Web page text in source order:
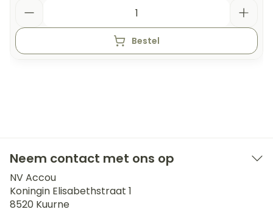
Bestel
Neem contact met ons op
NV Accou
Koningin Elisabethstraat 1
8520 Kuurne